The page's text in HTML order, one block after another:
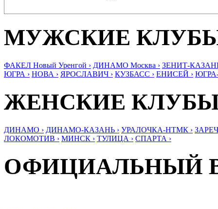
МУЖСКИЕ
ФАКЕЛ Новый Уренгой › ДИНАМО Москва › ЗЕНИТ-
ЮГРА › НОВА › ЯРОСЛАВИЧ › КУЗБАСС › ЕНИСЕЙ ›
ЖЕНСКИЕ
ДИНАМО › ДИНАМО-КАЗАНЬ › УРАЛОЧКА-НТМК ›
ЛОКОМОТИВ › МИНСК › ТУЛИЦА › СПАРТА ›
ОФИЦИАЛЬНЫЙ